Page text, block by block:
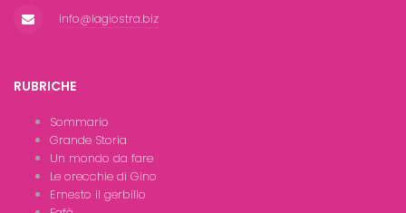
info@lagiostra.biz
RUBRICHE
Sommario
Grande Storia
Un mondo da fare
Le orecchie di Gino
Ernesto il gerbillo